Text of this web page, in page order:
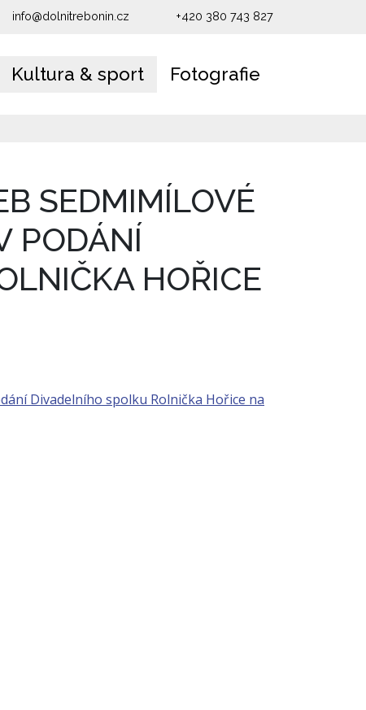
info@dolnitrebonin.cz +420 380 743 827
Kultura & sport Fotografie
SEDMIMÍLOVÉ
PODÁNÍ
HOŘICE